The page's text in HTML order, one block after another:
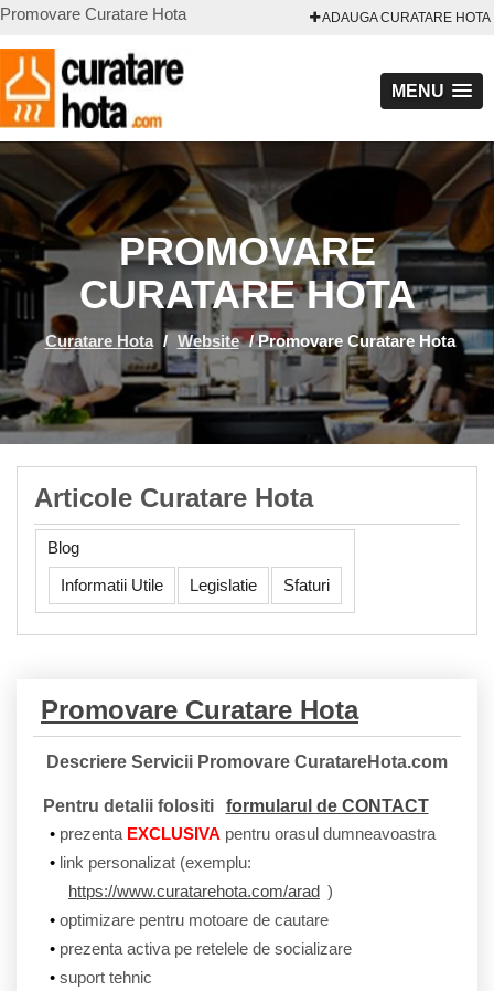
Promovare Curatare Hota ADAUGA CURATARE HOTA
MENU
PROMOVARE
CURATARE HOTA
Curatare Hota / Website /Promovare Curatare Hota
Articole Curatare Hota
Blog
Informatii Utile
Legislatie Sfaturi
Promovare Curatare Hota
Descriere Servicii Promovare CuratareHota.com
Pentru detalii folositi
formularul de CONTACT
prezenta EXCLUSIVA pentru orasul dumneavoastra
link personalizat (exemplu:
https://www.curatarehota.com/arad )
optimizare pentru motoare de cautare
prezenta activa pe retelele de socializare
suport tehnic